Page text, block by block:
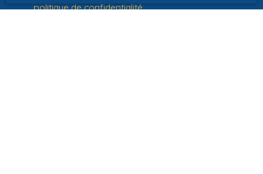
politique de confidentialité.